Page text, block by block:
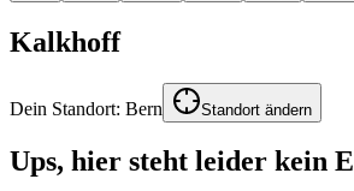
Kalkhoff
Dein Standort: Bern Standort ändern
Ups, hier steht leider kein